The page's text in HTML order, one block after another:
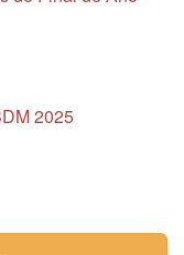
2025